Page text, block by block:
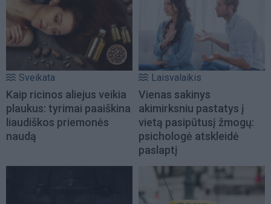
Sveikata
Kaip ricinos aliejus veikia
plaukus: tyrimai paaiškina
liaudiškos priemonės
naudą
Laisvalaikis
Vienas sakinys
akimirksniu pastatys į
vietą pasipūtusį žmogų:
psichologė atskleidė
paslaptį